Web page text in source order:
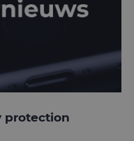
protection